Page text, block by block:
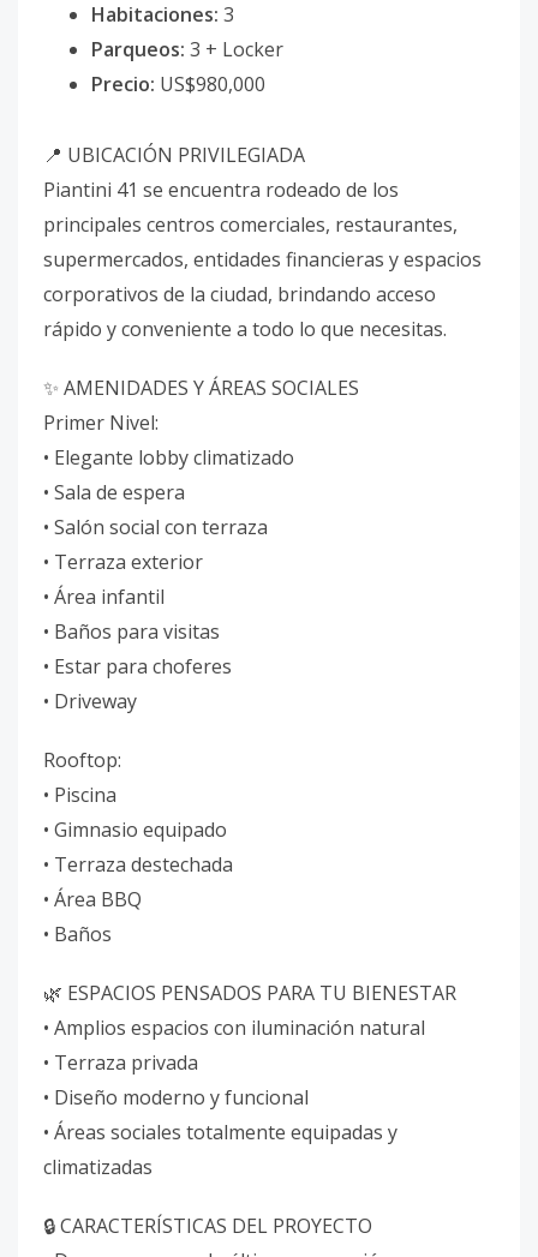
Habitaciones: 3
Parqueos: 3 + Locker
Precio: US$980,000
📍 UBICACIÓN PRIVILEGIADA
Piantini 41 se encuentra rodeado de los
principales centros comerciales, restaurantes,
supermercados, entidades financieras y espacios
corporativos de la ciudad, brindando acceso
rápido y conveniente a todo lo que necesitas.
✨ AMENIDADES Y ÁREAS SOCIALES
Primer Nivel:
• Elegante lobby climatizado
• Sala de espera
• Salón social con terraza
• Terraza exterior
• Área infantil
• Baños para visitas
• Estar para choferes
• Driveway
Rooftop:
• Piscina
• Gimnasio equipado
• Terraza destechada
• Área BBQ
• Baños
🌿 ESPACIOS PENSADOS PARA TU BIENESTAR
• Amplios espacios con iluminación natural
• Terraza privada
• Diseño moderno y funcional
• Áreas sociales totalmente equipadas y
climatizadas
🔒 CARACTERÍSTICAS DEL PROYECTO